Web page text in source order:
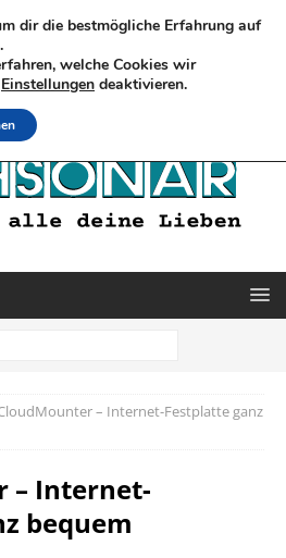
– Internet-Festplatte ganz
– Internet-
bequem
dir die bestmögliche Erfahrung auf
welche Cookies wir
Einstellungen deaktivieren.